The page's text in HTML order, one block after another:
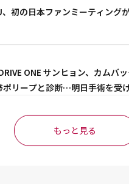
、初の日本ファンミーティング
ONE サンヒョン、カムバ
ポリープと診断…明日手術を受け
もっと見る